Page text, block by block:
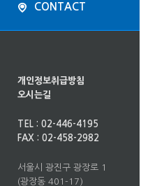
CONTACT
개인정보취급방침
오시는길
TEL : 02-446-4195
FAX : 02-458-2982
서울시 광진구 광장로 1
(광장동 401-17)